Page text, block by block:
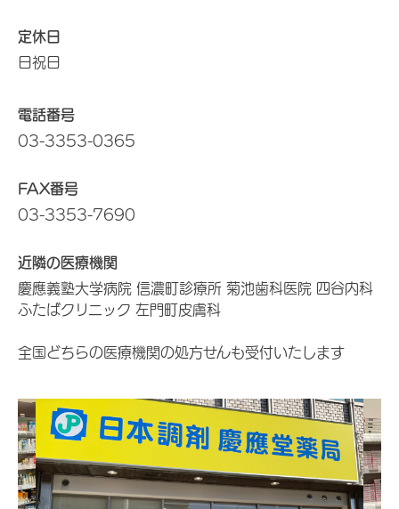
定休日
日祝日
電話番号
03-3353-0365
FAX番号
03-3353-7690
近隣の医療機関
慶應義塾大学病院 信濃町診療所 菊池歯科医院 四谷内科
ふたばクリニック 左門町皮膚科
全国どちらの医療機関の処方せんも受付いたします